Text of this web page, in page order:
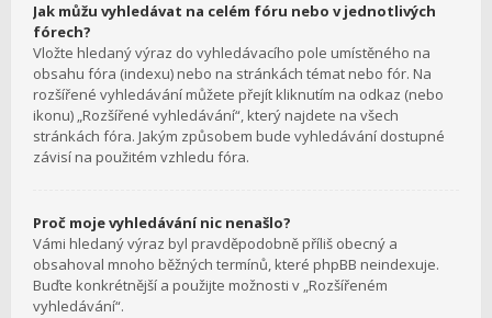
Jak můžu vyhledávat na celém fóru nebo v jednotlivých
fórech?
Vložte hledaný výraz do vyhledávacího pole umístěného na
obsahu fóra (indexu) nebo na stránkách témat nebo fór. Na
rozšířené vyhledávání můžete přejít kliknutím na odkaz (nebo
ikonu) „Rozšířené vyhledávání“, který najdete na všech
stránkách fóra. Jakým způsobem bude vyhledávání dostupné
závisí na použitém vzhledu fóra.
Proč moje vyhledávání nic nenašlo?
Vámi hledaný výraz byl pravděpodobně příliš obecný a
obsahoval mnoho běžných termínů, které phpBB neindexuje.
Buďte konkrétnější a použijte možnosti v „Rozšířeném
vyhledávání“.